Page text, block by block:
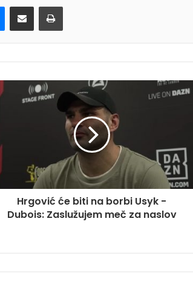
MessengerPodijeli e-mailom Ispis
Hrgović će biti na borbi Usyk -
Dubois: Zaslužujem meč za naslov